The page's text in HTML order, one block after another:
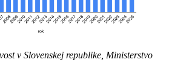
v Slovenskej republike, Ministerstvo